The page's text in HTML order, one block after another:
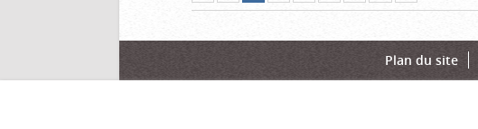
pageprécédente
actuelle)
suivante
page
Plan du site